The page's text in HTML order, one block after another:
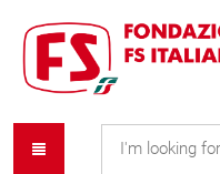
content
navigation
menu